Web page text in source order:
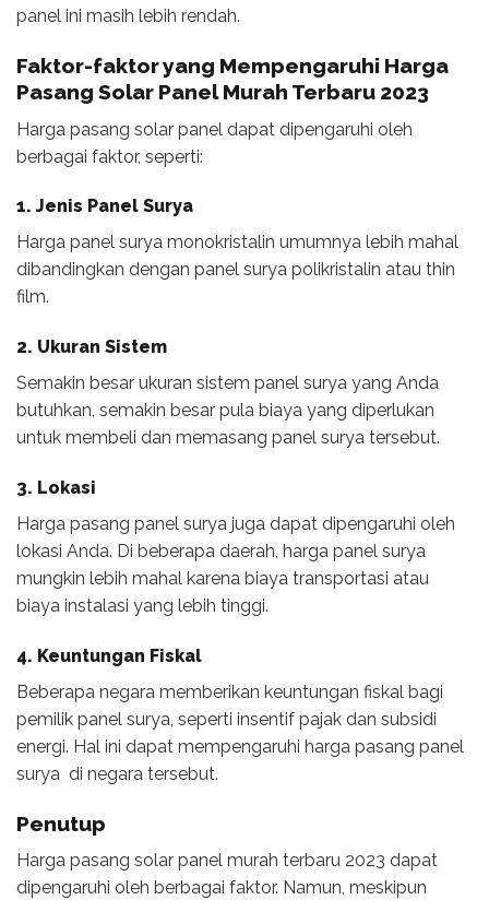
panel ini masih lebih rendah.
Faktor-faktor yang Mempengaruhi Harga
Pasang Solar PanelMurah Terbaru 2023
Harga pasang solar panel dapat dipengaruhi oleh
berbagai faktor, seperti:
1. Jenis Panel Surya
Harga panel surya monokristalin umumnya lebih mahal
dibandingkan dengan panel surya polikristalin atau thin
film.
2. Ukuran Sistem
Semakin besar ukuran sistem panel surya yang Anda
butuhkan, semakin besar pula biaya yang diperlukan
untuk membeli dan memasang panel surya tersebut.
3. Lokasi
Harga pasang panel surya juga dapat dipengaruhi oleh
lokasi Anda. Di beberapa daerah, harga panel surya
mungkin lebih mahal karena biaya transportasi atau
biaya instalasi yang lebih tinggi.
4. Keuntungan Fiskal
Beberapa negara memberikan keuntungan fiskal bagi
pemilik panel surya, seperti insentif pajak dan subsidi
energi. Hal ini dapat mempengaruhi harga pasang panel
surya di negara tersebut.
Penutup
Harga pasang solar panel murah terbaru 2023 dapat
dipengaruhi oleh berbagai faktor. Namun, meskipun